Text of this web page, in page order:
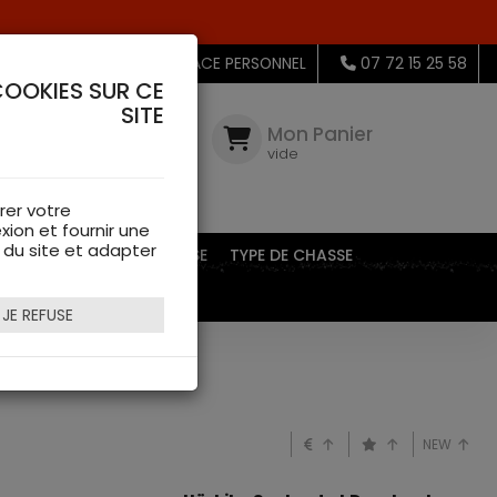
MON ESPACE PERSONNEL 07 72 15 25 58
Mon Panier
vide
EQUIPEMENTS DE CHASSE TYPE DE CHASSE
NEW
SUR CE
SITE
votre
et fournir une
du site et adapter
JE REFUSE